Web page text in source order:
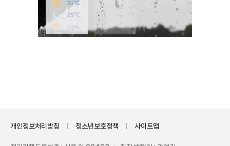
개인정보처리방침 청소년보호정책 사이트맵